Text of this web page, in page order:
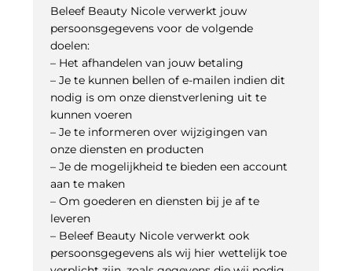
Beleef Beauty Nicole verwerkt jouw
persoonsgegevens voor de volgende
doelen:
– Het afhandelen van jouw betaling
– Je te kunnen bellen of e-mailen indien dit
nodig is om onze dienstverlening uit te
kunnen voeren
– Je te informeren over wijzigingen van
onze diensten en producten
– Je de mogelijkheid te bieden een account
aan te maken
– Om goederen en diensten bij je af te
leveren
– Beleef Beauty Nicole verwerkt ook
persoonsgegevens als wij hier wettelijk toe